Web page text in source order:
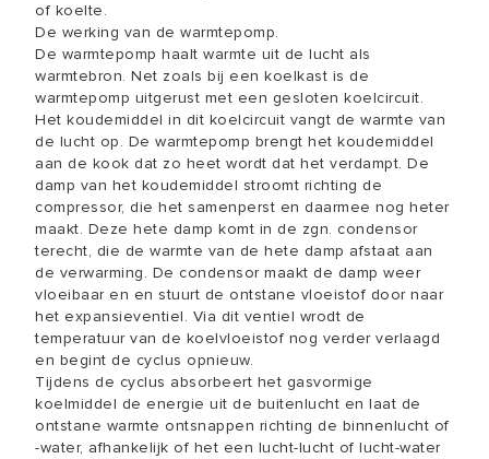
of koelte.
De werking van de warmtepomp.
De warmtepomp haalt warmte uit de lucht als
warmtebron. Net zoals bij een koelkast is de
warmtepomp uitgerust met een gesloten koelcircuit.
Het koudemiddel in dit koelcircuit vangt de warmte van
de lucht op. De warmtepomp brengt het koudemiddel
aan de kook dat zo heet wordt dat het verdampt. De
damp van het koudemiddel stroomt richting de
compressor, die het samenperst en daarmee nog heter
maakt. Deze hete damp komt in de zgn. condensor
terecht, die de warmte van de hete damp afstaat aan
de verwarming. De condensor maakt de damp weer
vloeibaar en en stuurt de ontstane vloeistof door naar
het expansieventiel. Via dit ventiel wrodt de
temperatuur van de koelvloeistof nog verder verlaagd
en begint de cyclus opnieuw.
Tijdens de cyclus absorbeert het gasvormige
koelmiddel de energie uit de buitenlucht en laat de
ontstane warmte ontsnappen richting de binnenlucht of
-water, afhankelijk of het een lucht-lucht of lucht-water